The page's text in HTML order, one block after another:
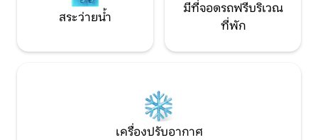
สระว่ายน้ำ
มีที่จอดรถฟรีบริเวณ
ที่พัก
เครื่องปรับอากาศ